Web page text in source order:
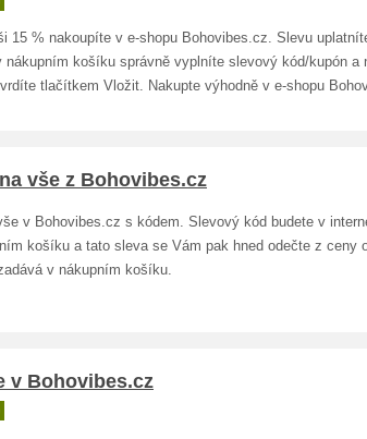
15 % nakoupíte v e-shopu Bohovibes.cz. Slevu
nákupním košíku správně vyplníte slevový kód/kupón a
tlačítkem Vložit. Nakupte výhodně v e-shopu
vše z Bohovibes.cz
v Bohovibes.cz s kódem. Slevový kód budete v
košíku a tato sleva se Vám pak hned odečte z ceny
v nákupním košíku.
v Bohovibes.cz